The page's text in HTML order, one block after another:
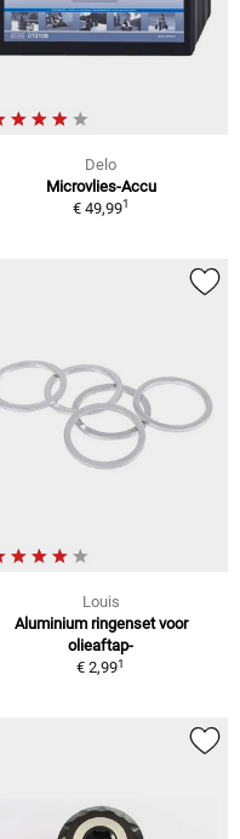
Delo
Microvlies-Accu
€ 49,991
Louis
Aluminium ringenset voor
olieaftap-
€ 2,991